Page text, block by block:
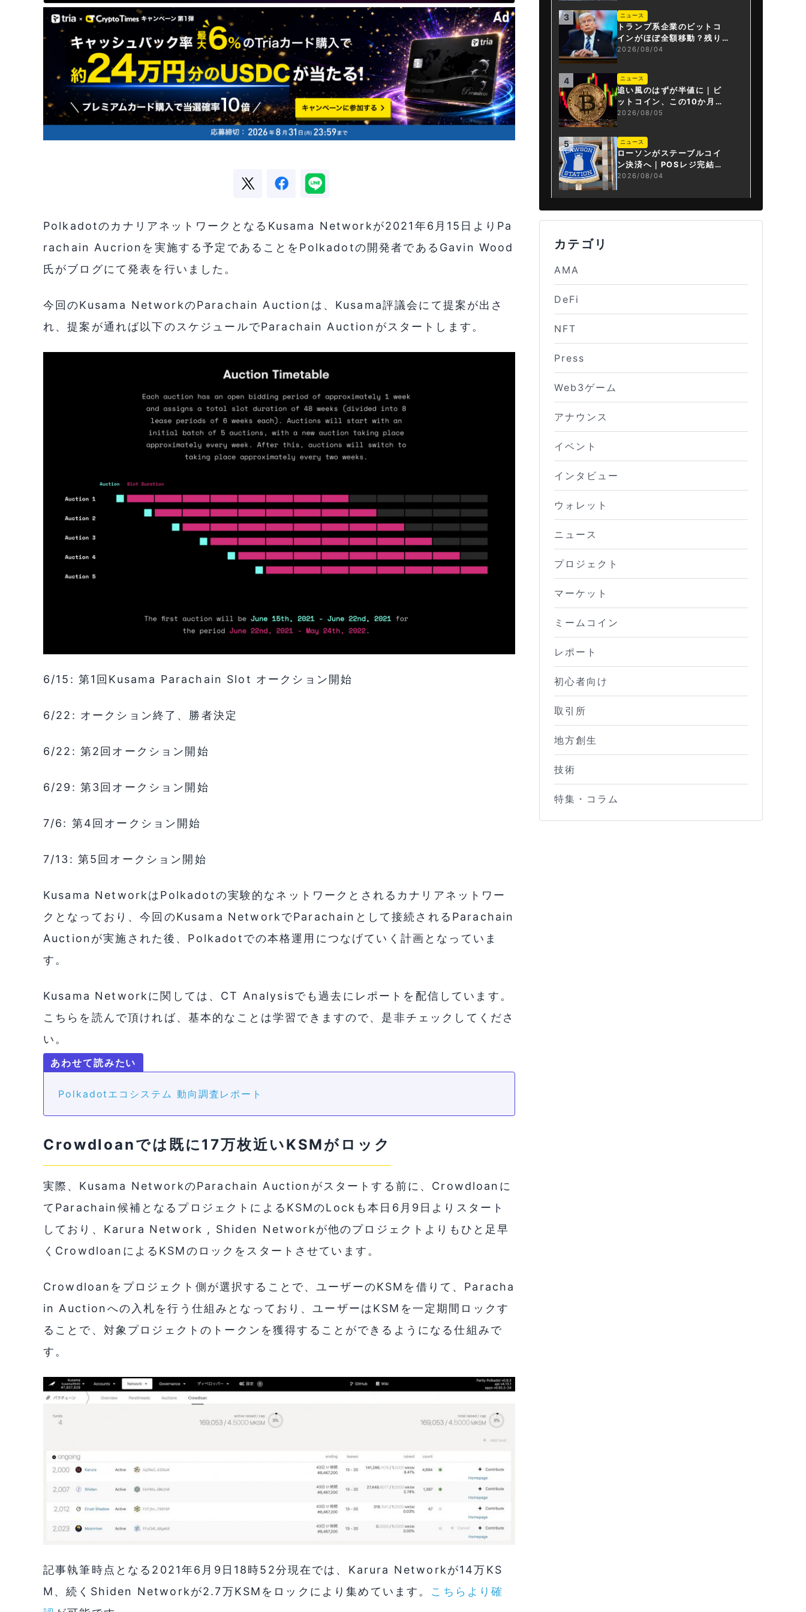
PolkadotのカナリアネットワークとなるKusama Networkが2021年6月15日よりPa
rachain Aucrionを実施する予定であることをPolkadotの開発者であるGavin Wood
氏がブログにて発表を行いました。
今回のKusama NetworkのParachain Auctionは、Kusama評議会にて提案が出さ
れ、提案が通れば以下のスケジュールでParachain Auctionがスタートします。
6/15: 第1回Kusama Parachain Slot オークション開始
6/22: オークション終了、勝者決定
6/22: 第2回オークション開始
6/29: 第3回オークション開始
7/6: 第4回オークション開始
7/13: 第5回オークション開始
Kusama NetworkはPolkadotの実験的なネットワークとされるカナリアネットワー
クとなっており、今回のKusama NetworkでParachainとして接続されるParachain
Auctionが実施された後、Polkadotでの本格運用につなげていく計画となっていま
す。
Kusama Networkに関しては、CT Analysisでも過去にレポートを配信しています。
こちらを読んで頂ければ、基本的なことは学習できますので、是非チェックしてくださ
い。
Polkadotエコシステム 動向調査レポート
Crowdloanでは既に17万枚近いKSMがロック
実際、Kusama NetworkのParachain Auctionがスタートする前に、Crowdloanに
てParachain候補となるプロジェクトによるKSMのLockも本日6月9日よりスタート
しており、Karura Network , Shiden Networkが他のプロジェクトよりもひと足早
くCrowdloanによるKSMのロックをスタートさせています。
Crowdloanをプロジェクト側が選択することで、ユーザーのKSMを借りて、Paracha
in Auctionへの入札を行う仕組みとなっており、ユーザーはKSMを一定期間ロックす
ることで、対象プロジェクトのトークンを獲得することができるようになる仕組みで
す。
記事執筆時点となる2021年6月9日18時52分現在では、Karura Networkが14万KS
M、続くShiden Networkが2.7万KSMをロックにより集めています。 こちらより確
3 ニュース
トランプ系企業のビットコ
インがほぼ全額移動？残り
は3.43BTCか
2026/08/04
4 ニュース
追い風のはずが半値に｜ビ
ットコイン、この10か月で
何が起きたか
2026/08/05
5 ニュース
ローソンがステーブルコイ
ン決済へ｜POSレジ完結は
国内初
2026/08/04
カテゴリ
AMA
DeFi
NFT
Press
Web3ゲーム
アナウンス
イベント
インタビュー
ウォレット
ニュース
プロジェクト
マーケット
ミームコイン
レポート
初心者向け
取引所
地方創生
技術
特集・コラム